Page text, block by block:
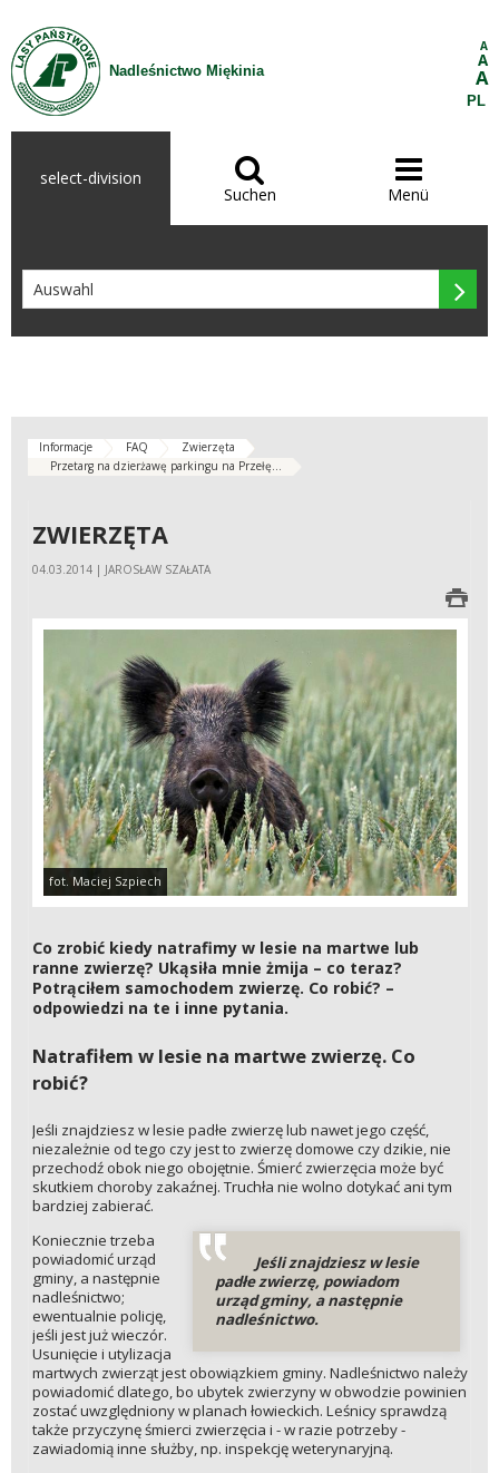
Zum Inhalt wechseln
Nadleśnictwo Miękinia
A
A
A
PL
select-division 
Suchen

Menü

Informacje FAQ
Zwierzęta
Przetarg na dzierżawę parkingu na Przełę...
ZWIERZĘTA
04.03.2014 | JAROSŁAW SZAŁATA
fot. Maciej Szpiech
Co zrobić kiedy natrafimy w lesie na martwe lub
ranne zwierzę? Ukąsiła mnie żmija – co teraz?
Potrąciłem samochodem zwierzę. Co robić? –
odpowiedzi na te i inne pytania.
Natrafiłem w lesie na martwe zwierzę. Co
robić?
Jeśli znajdziesz w lesie padłe zwierzę lub nawet jego część,
niezależnie od tego czy jest to zwierzę domowe czy dzikie, nie
przechodź obok niego obojętnie. Śmierć zwierzęcia może być
skutkiem choroby zakaźnej. Truchła nie wolno dotykać ani tym
bardziej zabierać.
Jeśli znajdziesz w lesie
padłe zwierzę, powiadom
urząd gminy, a następnie
nadleśnictwo.
Koniecznie trzeba
powiadomić urząd
gminy, a następnie
nadleśnictwo;
ewentualnie policję,
jeśli jest już wieczór.
Usunięcie i utylizacja
martwych zwierząt jest obowiązkiem gminy. Nadleśnictwo należy
powiadomić dlatego, bo ubytek zwierzyny w obwodzie powinien
zostać uwzględniony w planach łowieckich. Leśnicy sprawdzą
także przyczynę śmierci zwierzęcia i - w razie potrzeby -
zawiadomią inne służby, np. inspekcję weterynaryjną.